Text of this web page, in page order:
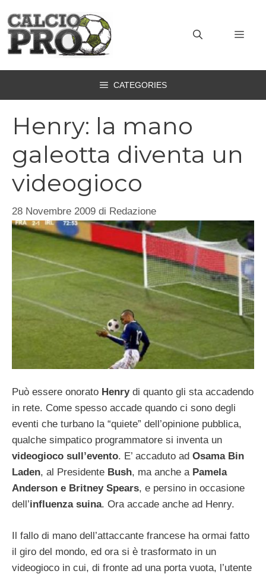
contenuto
CATEGORIES
Henry: la mano
galeotta diventa un
videogioco
28 Novembre 2009 di Redazione
Può essere onorato Henry di quanto gli sta accadendo
in rete. Come spesso accade quando ci sono degli
eventi che turbano la “quiete” dell’opinione pubblica,
qualche simpatico programmatore si inventa un
videogioco sull’evento. E’ accaduto ad Osama Bin
Laden, al Presidente Bush, ma anche a Pamela
Anderson e Britney Spears, e persino in occasione
dell’influenza suina. Ora accade anche ad Henry.
Il fallo di mano dell’attaccante francese ha ormai fatto
il giro del mondo, ed ora si è trasformato in un
videogioco in cui, di fronte ad una porta vuota, l’utente